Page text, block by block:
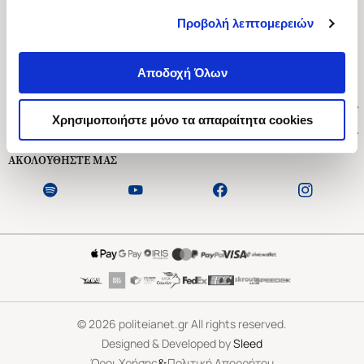
Προβολή λεπτομερειών
Αποδοχή Όλων
Χρησιμοποιήστε μόνο τα απαραίτητα cookies
Ασκληπιού 1-3, Αθήνα 106 79
Δευτέρα - Παρασκευή 09:00-21:00
Εξυπηρέτηση Πελατών
ΑΚΟΛΟΥΘΗΣΤΕ ΜΑΣ
©2026 politeianet.gr All rights reserved.
Designed & Developed bySleed